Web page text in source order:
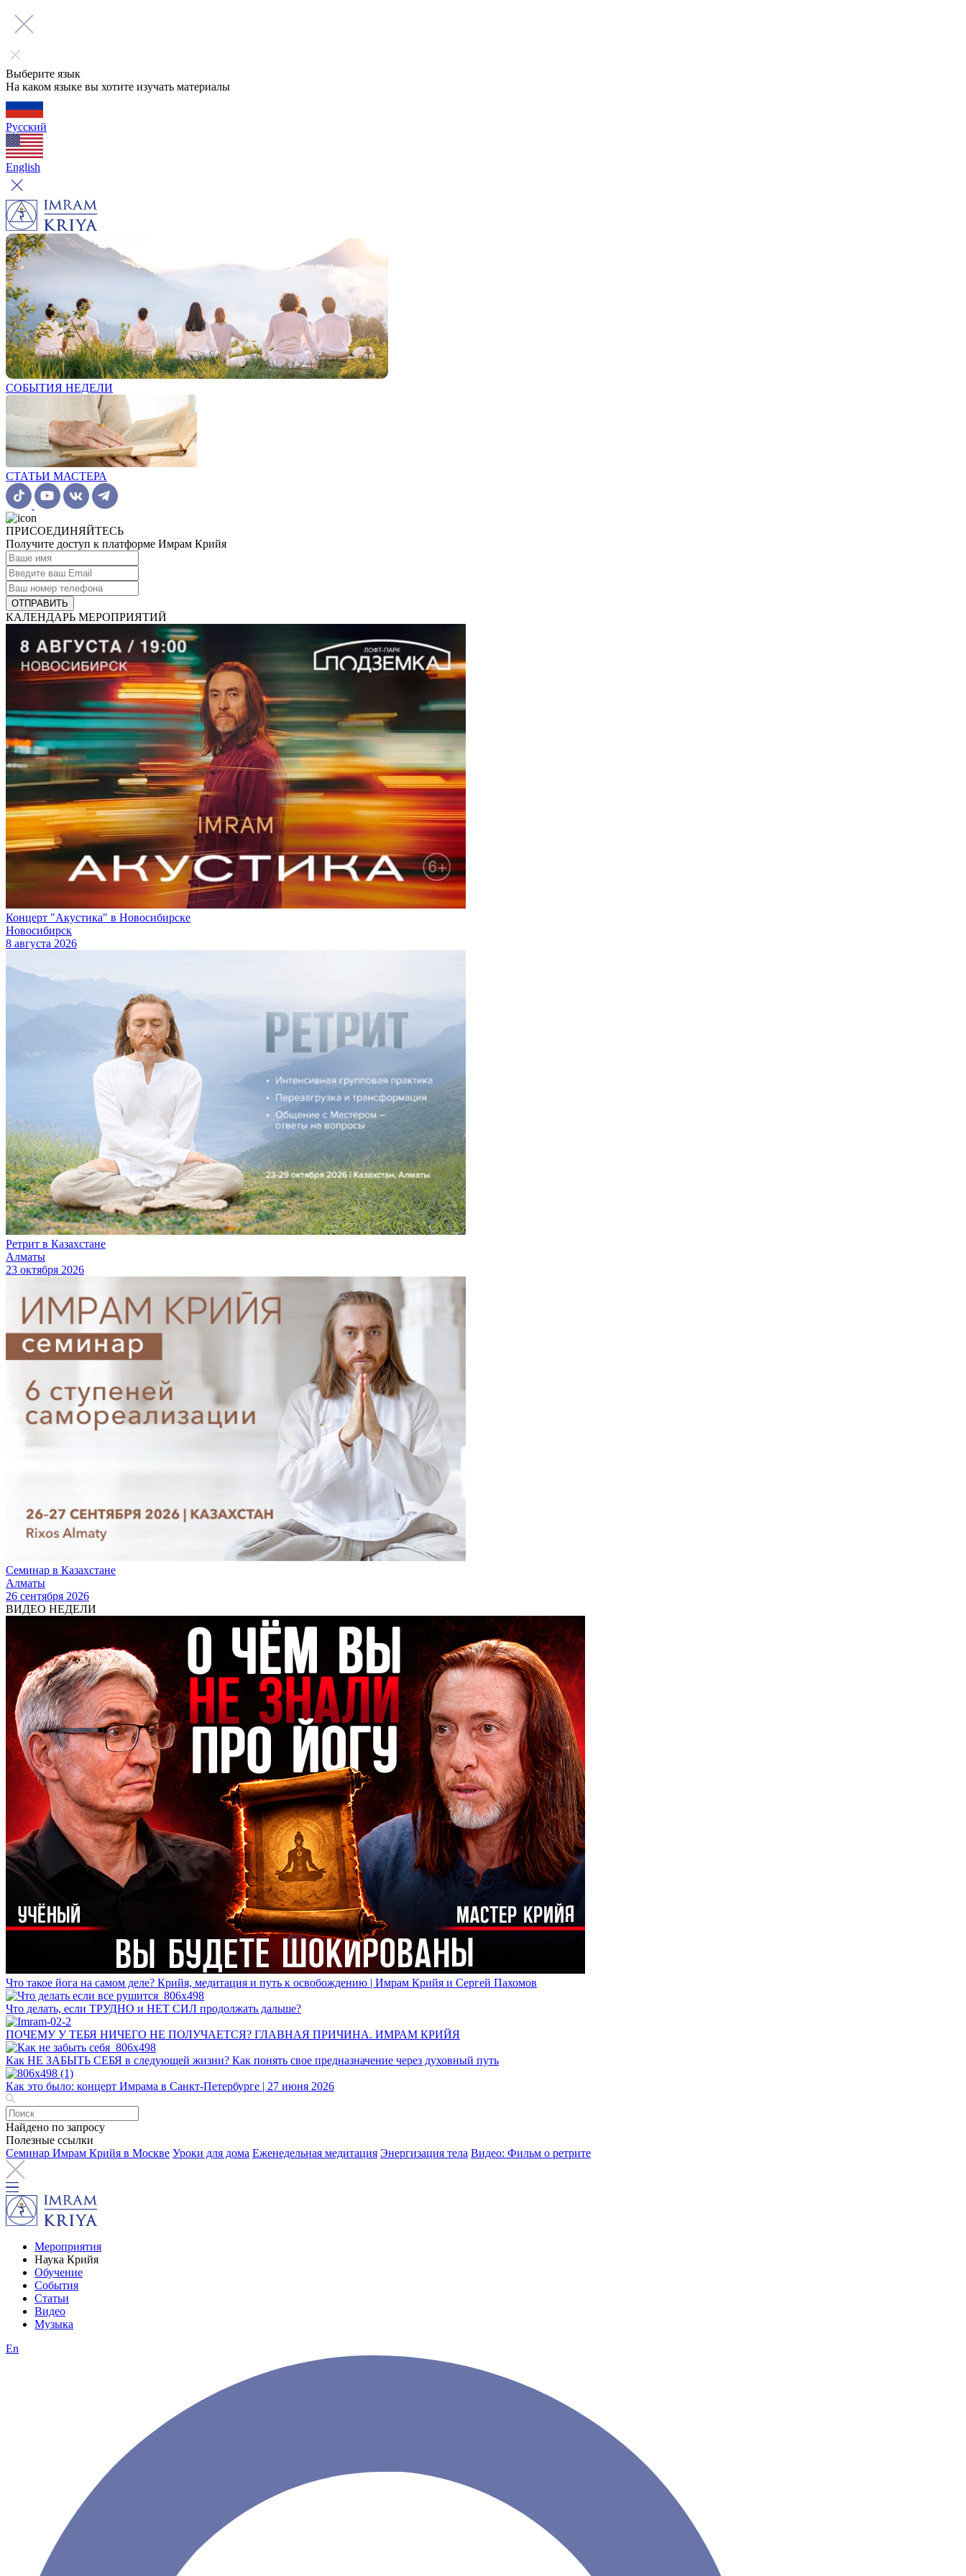
Выберите язык
На каком языке вы хотите изучать материалы
Русский
English
СОБЫТИЯ НЕДЕЛИ
СТАТЬИ МАСТЕРА
ПРИСОЕДИНЯЙТЕСЬ
Получите доступ к платформе Имрам Крийя
ОТПРАВИТЬ
КАЛЕНДАРЬ МЕРОПРИЯТИЙ
Концерт "Акустика" в Новосибирске
Новосибирск
8 августа 2026
Ретрит в Казахстане
Алматы
23 октября 2026
Семинар в Казахстане
Алматы
26 сентября 2026
ВИДЕО НЕДЕЛИ
Что такое йога на самом деле? Крийя, медитация и путь к освобождению | Имрам Крийя и Сергей Пахомов
Что делать, если ТРУДНО и НЕТ СИЛ продолжать дальше?
ПОЧЕМУ У ТЕБЯ НИЧЕГО НЕ ПОЛУЧАЕТСЯ? ГЛАВНАЯ ПРИЧИНА. ИМРАМ КРИЙЯ
Как НЕ ЗАБЫТЬ СЕБЯ в следующей жизни? Как понять свое предназначение через духовный путь
Как это было: концерт Имрама в Санкт-Петербурге | 27 июня 2026
Найдено по запросу
Полезные ссылки
Семинар Имрам Крийя в Москве Уроки для дома Еженедельная медитация Энергизация тела Видео: Фильм о ретрите
Мероприятия
Наука Крийя
Обучение
События
Статьи
Видео
Музыка
En